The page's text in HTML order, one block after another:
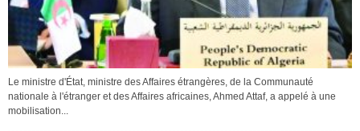
Le ministre d'État, ministre des Affaires étrangères, de la Communauté
nationale à l'étranger et des Affaires africaines, Ahmed Attaf, a appelé à une
mobilisation...